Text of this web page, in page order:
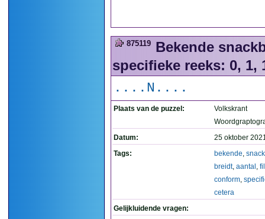
875119 Bekende
specifieke reeks: 0, 1,
....N....
Plaats van de puzzel:
Volkskrant
Datum:
25 oktober
Tags:
bekende,
breidt, aantal ,
conform,
cetera
Gelijkluidende vragen: